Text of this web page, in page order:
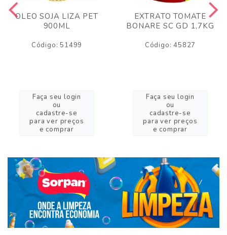
OLEO SOJA LIZA PET
900ML
Código: 51499
Faça seu login
ou
cadastre-se
para ver preços
e comprar
EXTRATO TOMATE
BONARE SC GD 1,7KG
Código: 45827
Faça seu login
ou
cadastre-se
para ver preços
e comprar